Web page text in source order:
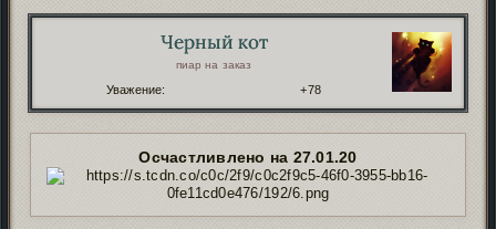
Черный кот
пиар на заказ
Уважение: +78
Осчастливлено на 27.01.20